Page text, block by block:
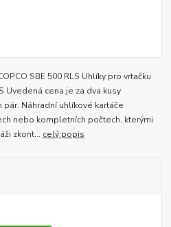
SBE 500 RLS Uhlíky pro vrtačku
Uvedená cena je za dva kusy
Náhradní uhlíkové kartáče
nebo kompletních počtech, kterými
zkont... celý popis